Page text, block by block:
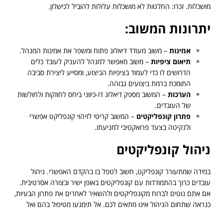
מושכלות. זכרו: החלטות לא מושכלות עלולות להוביל לכישלון.
יתרונות המשוב:
אמינות– משוב מעודד דיאלוג פתוח ומשפר את אמינות המנהל.
תיאום ציפיות– משוב מאפשר למנהל להעניק לעובד כלים
הדרושים לו כדי לעמוד בציפיות הביצוע, ומסייע ליצירת סביבה
התומכת ברמת ביצועים גבוהה.
הערכות– המשוב מספק דיאלוג דו-כיווני ביחס לחוזקות ולחולשות
של העובדים.
פתרון קונפליקטים– המשוב קריטי לזיהוי קונפליקט אפשרי
ולנקיטה בצעד פרואקטיבי למניעתו.
ניהול קונפליקטים
במידה שמתעורר קונפליקט, חשוב לטפל בו בהקדם האפשרי. ניהול
עובדים כרוך בהתמודדות עם קונפליקטים באופן ישיר ובצורה אסרטיבית.
אם אתם נוטים לברוח מקונפליקטים ולהשאיר לאחרים את פתרון הבעיות,
כנראה שתחום הניהול אינו מתאים לכם. אל תימנעו מטיפול בהם ואל